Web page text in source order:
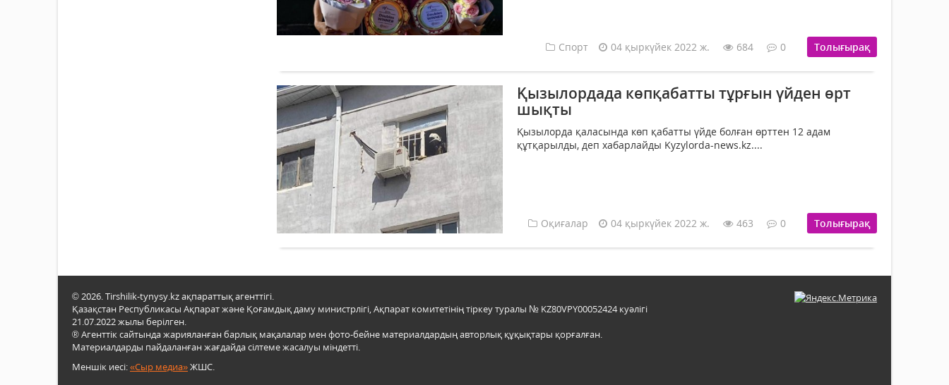
Спорт 04 қыркүйек 2022 ж. 684 0 Толығырақ
Қызылордада көпқабатты тұрғын үйден өрт
шықты
Қызылорда қаласында көп қабатты үйде болған өрттен 12 адам
құтқарылды, деп хабарлайды Kyzylorda-news.kz....
Оқиғалар 04 қыркүйек 2022 ж. 463 0 Толығырақ
© 2026. Tirshilik-tynysy.kz ақпараттық агенттігі.
Қазақстан Республикасы Ақпарат және Қоғамдық даму министрлігі, Ақпарат комитетінің тіркеу туралы № KZ80VPY00052424 куәлігі
21.07.2022 жылы берілген.
® Агенттік сайтында жарияланған барлық мақалалар мен фото-бейне материалдардың авторлық құқықтары қорғалған.
Материалдарды пайдаланған жағдайда сілтеме жасалуы міндетті.
Меншік иесі:«Сыр медиа»ЖШС.